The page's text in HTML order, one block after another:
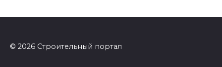
© 2026 Строительный портал